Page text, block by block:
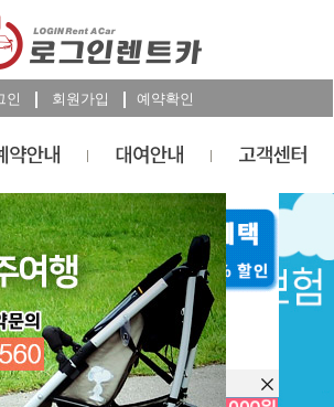
인 회원가입 예약확인
렌트카예약
RESERVATION
습니다.